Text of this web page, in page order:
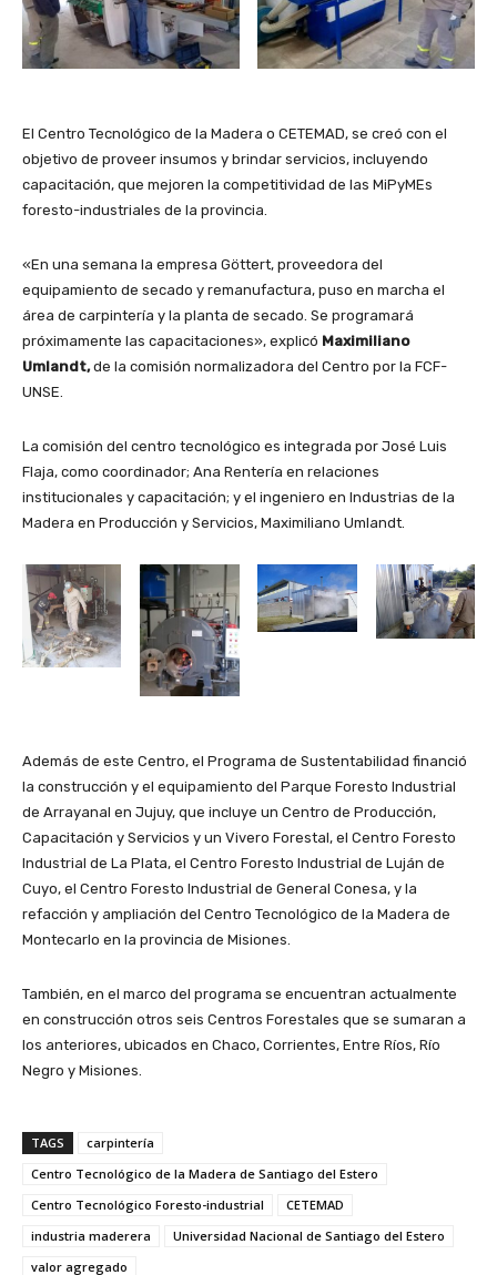
El Centro Tecnológico de la Madera o CETEMAD, se creó con el
objetivo de proveer insumos y brindar servicios, incluyendo
capacitación, que mejoren la competitividad de las MiPyMEs
foresto-industriales de la provincia.
«En una semana la empresa Göttert, proveedora del
equipamiento de secado y remanufactura, puso en marcha el
área de carpintería y la planta de secado. Se programará
próximamente las capacitaciones», explicó Maximiliano
Umlandt,de la comisión normalizadora del Centro por la FCF-
UNSE.
La comisión del centro tecnológico es integrada por José Luis
Flaja, como coordinador; Ana Rentería en relaciones
institucionales y capacitación; y el ingeniero en Industrias de la
Madera en Producción y Servicios, Maximiliano Umlandt.
Además de este Centro, el Programa de Sustentabilidad financió
la construcción y el equipamiento del Parque Foresto Industrial
de Arrayanal en Jujuy, que incluye un Centro de Producción,
Capacitación y Servicios y un Vivero Forestal, el Centro Foresto
Industrial de La Plata, el Centro Foresto Industrial de Luján de
Cuyo, el Centro Foresto Industrial de General Conesa, y la
refacción y ampliación del Centro Tecnológico de la Madera de
Montecarlo en la provincia de Misiones.
También, en el marco del programa se encuentran actualmente
en construcción otros seis Centros Forestales que se sumaran a
los anteriores, ubicados en Chaco, Corrientes, Entre Ríos, Río
Negro y Misiones.
TAGS
carpintería
Centro Tecnológico de la Madera de Santiago del Estero
Centro Tecnológico Foresto-industrial
CETEMAD
industria maderera
Universidad Nacional de Santiago del Estero
valor agregado